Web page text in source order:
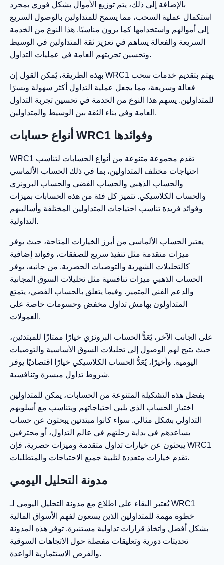
بالإضافة إلى ذلك، يتم توزيع الأموال بشكل فوري بمجرد
استكمال عملية السحب، مما يسمح للمتداولين بالوصول السريع
إلى أموالهم واستخدامها كما يرون مناسبًا. هذا النوع من الخدمة
السريعة والفعالة يساهم في تعزيز ثقة المتداولين في الوسيط
وتحسين تجربتهم العامة في عمليات التداول.
بهذه الطريقة، يُمكن القول إن WRC1 يهتم بتقديم خدمات سحب
فعالة وسريعة، مما يجعل عملية التداول أكثر سهولة ويسرًا
للمتداولين. يسهم هذا النوع من الخدمة في تحسين تجربة التداول
العامة وفي بناء الثقة بين الوسيط والمتداولين.
أنواع حسابات WRC1 وفوائدها
WRC1 تقدم مجموعة متنوعة من أنواع الحسابات لتناسب
احتياجات مختلف المتداولين، بما في ذلك الحساب الألماسي
والحساب الذهبي والحساب الفضي والحساب البرونزي
والحساب الكلاسيكي. تتميز كل فئة من هذه الحسابات بميزات
وفوائد فريدة تناسب احتياجات المتداولين المختلفة وأساليبهم
التداولية.
يعتبر الحساب الألماسي من أبرز الخيارات المتاحة، حيث يوفر
ميزات متقدمة مثل تنفيذ سريع للصفقات، وفوائد إضافية
كالتحليلات الشهرية والتوصيات الحصرية. من جانبه، يوفر
الحساب الذهبي ميزات تنافسية مثل تحليلات السوق المجانية
والدعم الفني المتميز. وفيما يتعلق بالحساب الفضي، يتمتع
المتداولون بهامش تداول مخفض وحسومات خاصة على
العمولات.
على الجانب الآخر، يُعَدُّ الحساب البرونزي خيارًا ممتازًا للمبتدئين،
حيث يتيح لهم الوصول إلى تحليلات السوق الأساسية والتوصيات
اليومية. وأخيرًا، يُعَدُّ الحساب الكلاسيكي خيارًا اقتصاديًا يوفر
شروط تداول ميسرة وتنافسية.
بفضل هذه التشكيلة المتنوعة من الحسابات، يمكن للمتداولين
اختيار الحساب الذي يلبي احتياجاتهم ويتناسب مع أسلوبهم
التداولي بشكل مثالي. سواء كانوا مبتدئين يبحثون عن حساب
يساعدهم في بداية رحلتهم في عالم التداول، أو محترفين
يبحثون عن خيارات تداول متقدمة وميزات حصرية، فإن WRC1
تقدم خيارات متعددة لتلبية جميع الاحتياجات والمتطلبات.
مدونة التحليل اليومي
يُعتبر البقاء على اطلاع مع مدونة التحليل اليومي لـ WRC1
خطوة مهمة للمتداولين الذين يسعون لفهم الأسواق المالية
بشكل أفضل واتخاذ قرارات تداولية مستنيرة. توفر هذه المدونة
تحديثات دورية وتعليقات مفصلة حول الاتجاهات السوقية
والفرص الاستثمارية الواعدة.